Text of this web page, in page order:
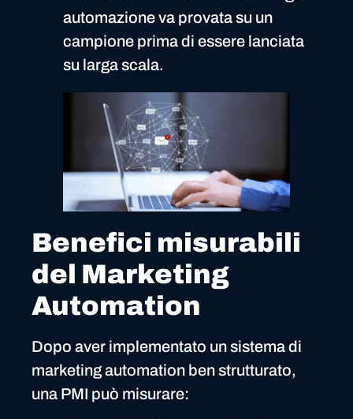
automazione va provata su un
campione prima di essere lanciata
su larga scala.
Benefici misurabili
del Marketing
Automation
Dopo aver implementato un sistema di
marketing automation ben strutturato,
una PMI può misurare: